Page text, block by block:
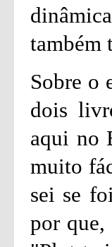
também
Sobre o
dois
aqui no
muito
sei se
por que,